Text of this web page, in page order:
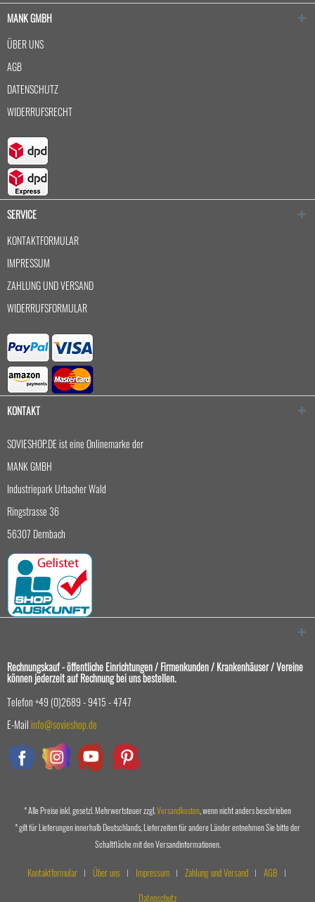
MANK GMBH
ÜBER UNS
AGB
DATENSCHUTZ
WIDERRUFSRECHT
SERVICE
KONTAKTFORMULAR
IMPRESSUM
ZAHLUNG UND VERSAND
WIDERRUFSFORMULAR
KONTAKT
SOVIESHOP.DE ist eine Onlinemarke der
MANK GMBH
Industriepark Urbacher Wald
Ringstrasse 36
56307 Dernbach
Rechnungskauf - öffentliche Einrichtungen / Firmenkunden / Krankenhäuser / Vereine
können jederzeit auf Rechnung bei uns bestellen.
Telefon +49 (0)2689 - 9415 - 4747
E-Mail info@sovieshop.de
* Alle Preise inkl. gesetzl. Mehrwertsteuer zzgl.Versandkosten, wenn nicht anders beschrieben
* gilt für Lieferungen innerhalb Deutschlands, Lieferzeiten für andere Länder entnehmen Sie bitte der
Schaltfläche mit den Versandinformationen.
Kontaktformular Über uns Impressum Zahlung und Versand
AGB
Datenschutz